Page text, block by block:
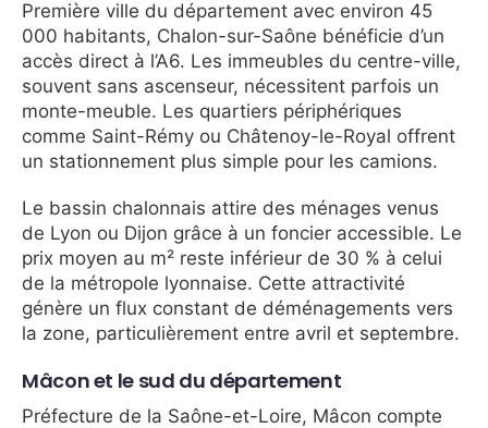
Première ville du département avec environ 45
000 habitants, Chalon-sur-Saône bénéficie d’un
accès direct à l’A6. Les immeubles du centre-ville,
souvent sans ascenseur, nécessitent parfois un
monte-meuble. Les quartiers périphériques
comme Saint-Rémy ou Châtenoy-le-Royal offrent
un stationnement plus simple pour les camions.
Le bassin chalonnais attire des ménages venus
de Lyon ou Dijon grâce à un foncier accessible. Le
prix moyen au m² reste inférieur de 30 % à celui
de la métropole lyonnaise. Cette attractivité
génère un flux constant de déménagements vers
la zone, particulièrement entre avril et septembre.
Mâcon et le sud du département
Préfecture de la Saône-et-Loire, Mâcon compte